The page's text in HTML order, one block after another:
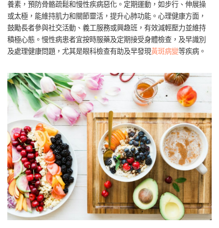
養素，預防骨骼疏鬆和慢性疾病惡化。定期運動，如步行、伸展操
或太極，能維持肌力和關節靈活，提升心肺功能。心理健康方面，
鼓勵長者參與社交活動、義工服務或興趣班，有效減輕壓力並維持
積極心態。慢性病患者宜按時服藥及定期接受身體檢查，及早識別
及處理健康問題，尤其是眼科檢查有助及早發現黃斑病變等疾病。